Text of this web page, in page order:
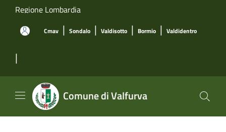
Salta al contenuto principale
Regione Lombardia
Cmav | Sondalo | Valdisotto | Bormio | Valdidentro
|
Comune di Valfurva